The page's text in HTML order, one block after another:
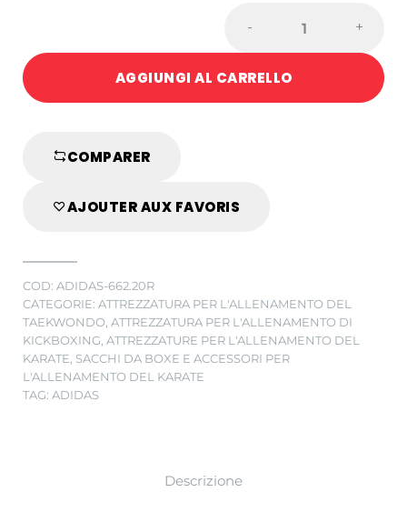
ALLENAMENTO
-
- +
AGGIUNGI AL CARRELLO
COMPARER
AJOUTER AUX FAVORIS
COD: ADIDAS-662.20R
CATEGORIE: ATTREZZATURA PER L'ALLENAMENTO DEL
TAEKWONDO, ATTREZZATURA PER L'ALLENAMENTO DI
KICKBOXING, ATTREZZATURE PER L'ALLENAMENTO DEL
KARATE, SACCHI DA BOXE E ACCESSORI PER
L'ALLENAMENTO DEL KARATE
TAG: ADIDAS
Descrizione